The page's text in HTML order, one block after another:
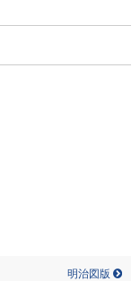
明治図版